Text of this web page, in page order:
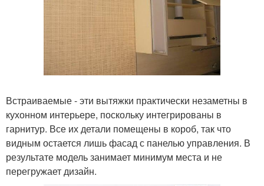
Встраиваемые - эти вытяжки практически незаметны в
кухонном интерьере, поскольку интегрированы в
гарнитур. Все их детали помещены в короб, так что
видным остается лишь фасад с панелью управления. В
результате модель занимает минимум места и не
перегружает дизайн.